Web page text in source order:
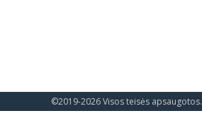
©2019-2026 Visos teisės apsaugotos.